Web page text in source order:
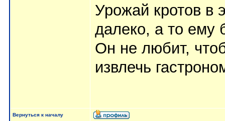
Урожай кротов в
далеко, а то ему
Он не любит,
извлечь
Вернуться к началу